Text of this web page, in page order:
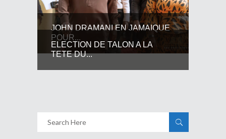
JOHN DRAMANI EN JAMAIQUE
POUR...
ELECTION DE TALON A LA
TETE DU...